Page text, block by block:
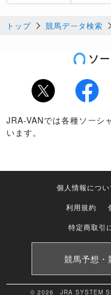
トップ 競馬データ検索
ソ
Twitter Facebook
JRA-VANでは各種ソーシ
います。
個人情報につい
利用規約
特定商取引
競馬予想・
© 2026 JRA SYSTEM